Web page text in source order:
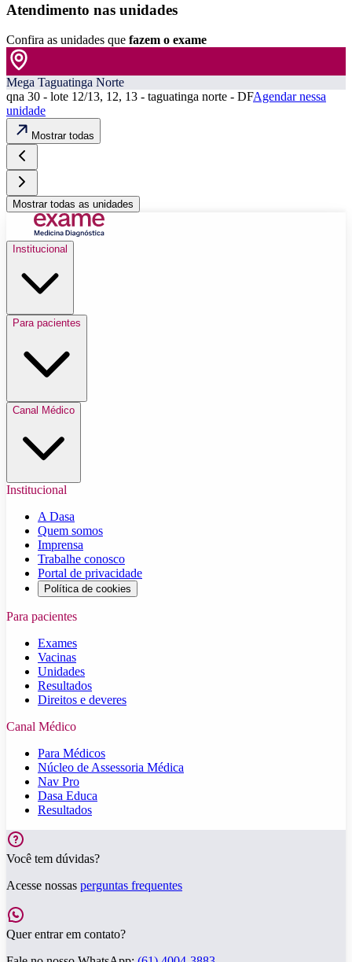
Atendimento nas unidades
Confira as unidades que fazem o exame
Mega Taguatinga Norte
qna 30 - lote 12/13, 12, 13 - taguatinga norte - DFAgendar nessa
unidade
Mostrar todas
Mostrar todas as unidades
Institucional
Para pacientes
Canal Médico
Institucional
A Dasa
Quem somos
Imprensa
Trabalhe conosco
Portal de privacidade
Política de cookies
Para pacientes
Exames
Vacinas
Unidades
Resultados
Direitos e deveres
Canal Médico
Para Médicos
Núcleo de Assessoria Médica
Nav Pro
Dasa Educa
Resultados
Você tem dúvidas?
Acesse nossas perguntas frequentes
Quer entrar em contato?